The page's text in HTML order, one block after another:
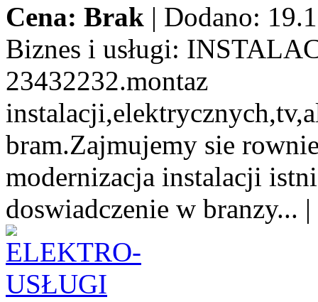
Cena: Brak | Dodano:
Biznes i usługi:
23432232.montaz
bram.Zajmujemy sie
modernizacja instalacji
doswiadczenie w branzy... |